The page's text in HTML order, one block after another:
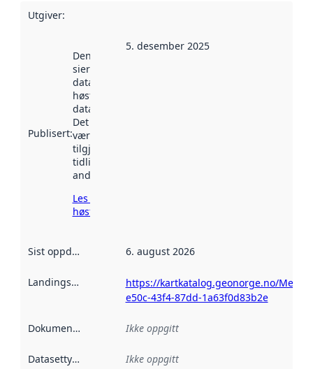
Utgiver:
Publisert:
Denne datoen
sier når
datasettet ble
høstet av
data.norge.no.
Det kan ha
vært
tilgjengelig
tidligere
andre steder.
Les mer om
høsting her
5. desember 2025
Sist oppdatert 6. august 2026
Landingsside
https://kartkatalog.geonorge.no/
e50c-43f4-87dd-1a63f0d83b2e
Dokumentasjon Ikke oppgitt
Datasettype Ikke oppgitt